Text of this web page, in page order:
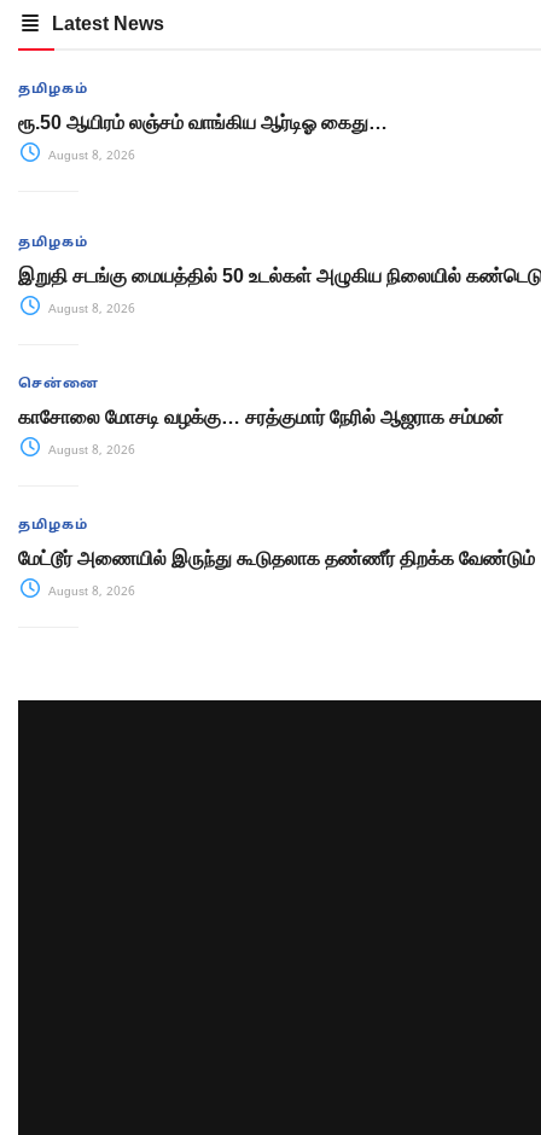
Latest News
தமிழகம்
ரூ.50 ஆயிரம் லஞ்சம் வாங்கிய ஆர்டிஓ கைது…
August 8, 2026
தமிழகம்
இறுதி சடங்கு மையத்தில் 50 உடல்கள் அழுகிய நிலையில்
August 8, 2026
சென்னை
காசோலை மோசடி வழக்கு… சரத்குமார் நேரில் ஆஜராக சம்மன்
August 8, 2026
தமிழகம்
மேட்டூர் அணையில் இருந்து கூடுதலாக தண்ணீர் திறக்க வேண்டும்
August 8, 2026